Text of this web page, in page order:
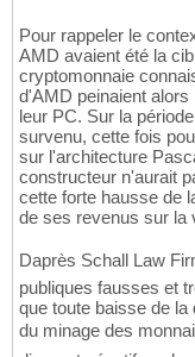
Pour rappeler le
AMD avaient été la
cryptomonnaie
d'AMD peinaient
leur PC. Sur la
survenu, cette fois
sur l'architecture
constructeur n'aurait
cette forte hausse de
de ses revenus sur la
Daprès Schall Law
publiques fausses et
que toute baisse de
du minage des